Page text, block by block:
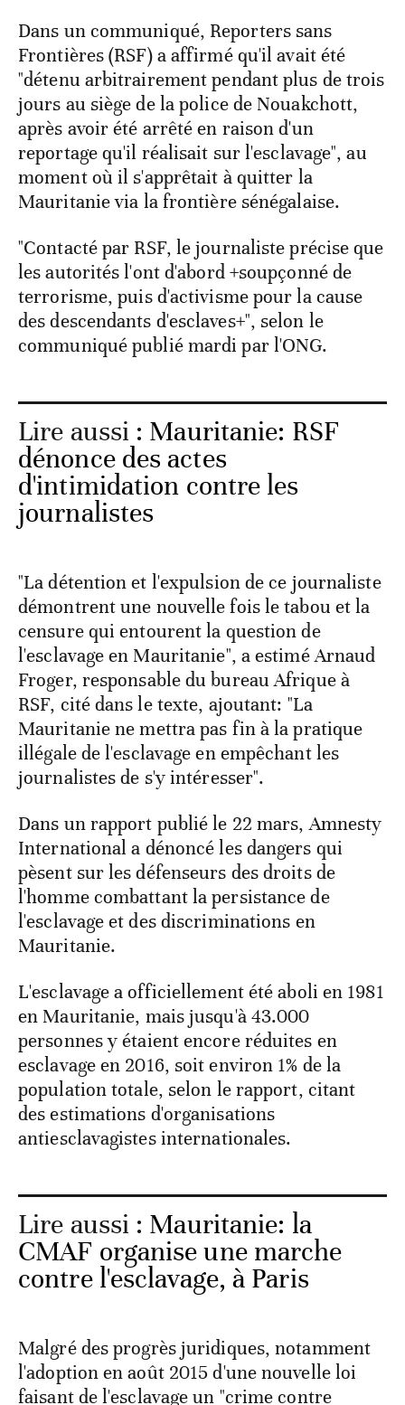
Dans un communiqué, Reporters sans
Frontières (RSF) a affirmé qu'il avait été
"détenu arbitrairement pendant plus de trois
jours au siège de la police de Nouakchott,
après avoir été arrêté en raison d'un
reportage qu'il réalisait sur l'esclavage", au
moment où il s'apprêtait à quitter la
Mauritanie via la frontière sénégalaise.
"Contacté par RSF, le journaliste précise que
les autorités l'ont d'abord +soupçonné de
terrorisme, puis d'activisme pour la cause
des descendants d'esclaves+", selon le
communiqué publié mardi par l'ONG.
Lire aussi : Mauritanie: RSF
dénonce des actes
d'intimidation contre les
journalistes
"La détention et l'expulsion de ce journaliste
démontrent une nouvelle fois le tabou et la
censure qui entourent la question de
l'esclavage en Mauritanie", a estimé Arnaud
Froger, responsable du bureau Afrique à
RSF, cité dans le texte, ajoutant: "La
Mauritanie ne mettra pas fin à la pratique
illégale de l'esclavage en empêchant les
journalistes de s'y intéresser".
Dans un rapport publié le 22 mars, Amnesty
International a dénoncé les dangers qui
pèsent sur les défenseurs des droits de
l'homme combattant la persistance de
l'esclavage et des discriminations en
Mauritanie.
L'esclavage a officiellement été aboli en 1981
en Mauritanie, mais jusqu'à 43.000
personnes y étaient encore réduites en
esclavage en 2016, soit environ 1% de la
population totale, selon le rapport, citant
des estimations d'organisations
antiesclavagistes internationales.
Lire aussi : Mauritanie: la
CMAF organise une marche
contre l'esclavage, à Paris
Malgré des progrès juridiques, notamment
l'adoption en août 2015 d'une nouvelle loi
faisant de l'esclavage un "crime contre